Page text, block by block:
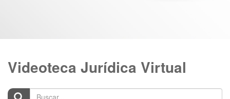
Videoteca Jurídica Virtual
Buscar...